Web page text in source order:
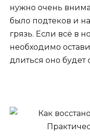
нужно очень
было подтеков и
грязь. Если всё в
необходимо
длиться оно будет